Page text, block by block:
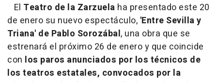
El Teatro de la Zarzuela ha presentado este 20
de enero su nuevo espectáculo, 'Entre Sevilla y
Triana' de Pablo Sorozábal, una obra que se
estrenará el próximo 26 de enero y que coincide
con los paros anunciados por los técnicos de
los teatros estatales, convocados por la